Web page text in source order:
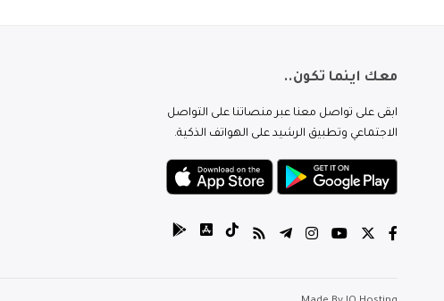
معك اينما تكون..
ابقى على تواصل معنا عبر منصاتنا على التواصل
الاجتماعي وتطبيق الرشيد على الهواتف الذكية.